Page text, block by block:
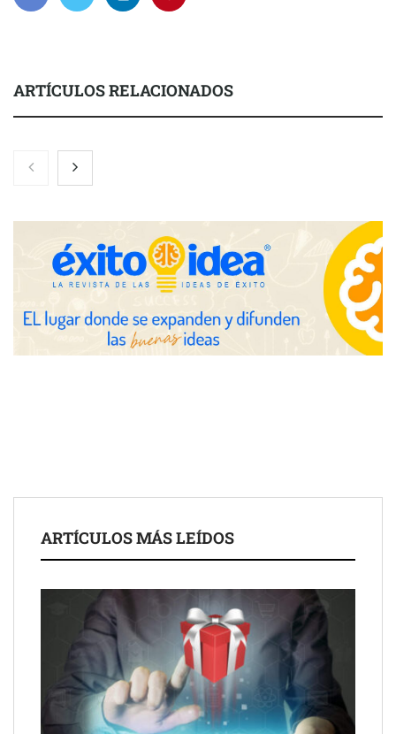
ARTÍCULOS RELACIONADOS
Nicols presenta seis modelos de anillos de compromiso para el
eclipse solar del 12 de agosto
Zoomex mejora su Strategy Center con herramientas
avanzadas para trading estratégico
COMPALISS de LYSOTRIC: cuando un solo producto multiplica
las posibilidades del salón profesional
Schaeffler mejora su rentabilidad en el primer semestre de 2026
ARTÍCULOS MÁS LEÍDOS